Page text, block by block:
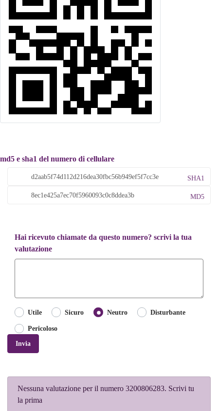
md5 e sha1 del numero di cellulare
SHA1
MD5
Hai ricevuto chiamate da questo numero? scrivi la tua
valutazione
Utile Sicuro Neutro Disturbante
Pericoloso
Invia
Nessuna valutazione per il numero 3200806283. Scrivi tu
la prima